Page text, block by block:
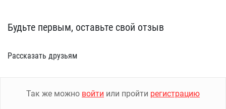
Будьте первым, оставьте свой отзыв
Рассказать друзьям
Так же можно войти или пройти регистрацию